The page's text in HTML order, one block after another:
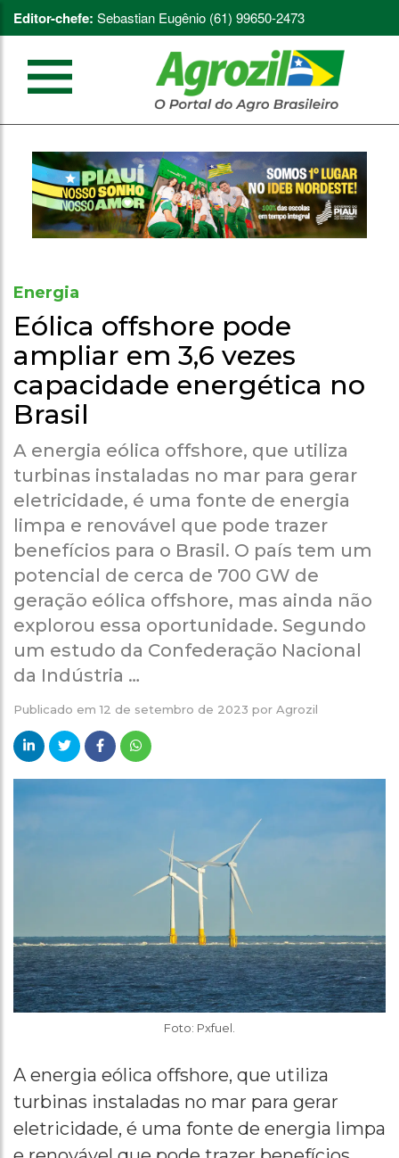
Editor-chefe: Sebastian Eugênio (61) 99650-2473
Energia
Eólica offshore pode
ampliar em 3,6 vezes
capacidade energética no
Brasil
A energia eólica offshore, que utiliza
turbinas instaladas no mar para gerar
eletricidade, é uma fonte de energia
limpa e renovável que pode trazer
benefícios para o Brasil. O país tem um
potencial de cerca de 700 GW de
geração eólica offshore, mas ainda não
explorou essa oportunidade. Segundo
um estudo da Confederação Nacional
da Indústria …
Publicado em12 de setembro de 2023 por Agrozil
Foto: Pxfuel.
A energia eólica offshore, que utiliza
turbinas instaladas no mar para gerar
eletricidade, é uma fonte de energia limpa